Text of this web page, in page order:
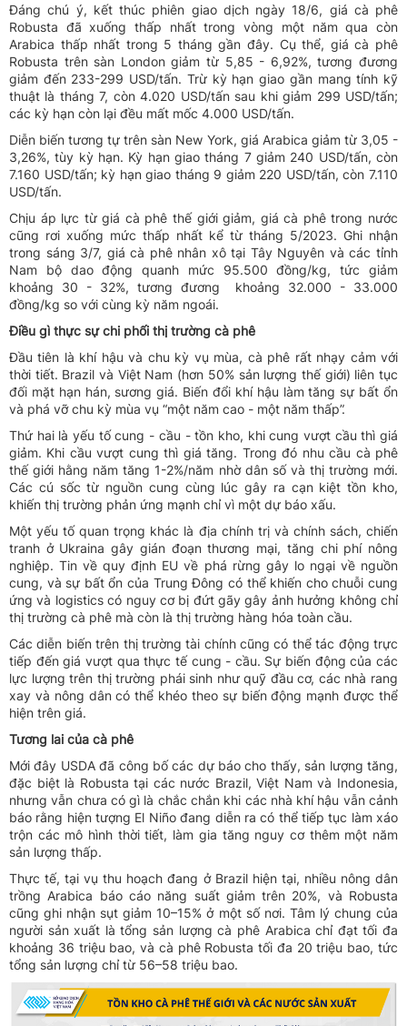
Đáng chú ý, kết thúc phiên giao dịch ngày 18/6, giá cà phê
Robusta đã xuống thấp nhất trong vòng một năm qua còn
Arabica thấp nhất trong 5 tháng gần đây. Cụ thể, giá cà phê
Robusta trên sàn London giảm từ 5,85 - 6,92%, tương đương
giảm đến 233-299 USD/tấn. Trừ kỳ hạn giao gần mang tính kỹ
thuật là tháng 7, còn 4.020 USD/tấn sau khi giảm 299 USD/tấn;
các kỳ hạn còn lại đều mất mốc 4.000 USD/tấn.
Diễn biến tương tự trên sàn New York, giá Arabica giảm từ 3,05 -
3,26%, tùy kỳ hạn. Kỳ hạn giao tháng 7 giảm 240 USD/tấn, còn
7.160 USD/tấn; kỳ hạn giao tháng 9 giảm 220 USD/tấn, còn 7.110
USD/tấn.
Chịu áp lực từ giá cà phê thế giới giảm, giá cà phê trong nước
cũng rơi xuống mức thấp nhất kể từ tháng 5/2023. Ghi nhận
trong sáng 3/7, giá cà phê nhân xô tại Tây Nguyên và các tỉnh
Nam bộ dao động quanh mức 95.500 đồng/kg, tức giảm
khoảng 30 - 32%, tương đương khoảng 32.000 - 33.000
đồng/kg so với cùng kỳ năm ngoái.
Điều gì thực sự chi phối thị trường cà phê
Đầu tiên là khí hậu và chu kỳ vụ mùa, cà phê rất nhạy cảm với
thời tiết. Brazil và Việt Nam (hơn 50% sản lượng thế giới) liên tục
đối mặt hạn hán, sương giá. Biến đổi khí hậu làm tăng sự bất ổn
và phá vỡ chu kỳ mùa vụ “một năm cao - một năm thấp”.
Thứ hai là yếu tố cung - cầu - tồn kho, khi cung vượt cầu thì giá
giảm. Khi cầu vượt cung thì giá tăng. Trong đó nhu cầu cà phê
thế giới hằng năm tăng 1-2%/năm nhờ dân số và thị trường mới.
Các cú sốc từ nguồn cung cùng lúc gây ra cạn kiệt tồn kho,
khiến thị trường phản ứng mạnh chỉ vì một dự báo xấu.
Một yếu tố quan trọng khác là địa chính trị và chính sách, chiến
tranh ở Ukraina gây gián đoạn thương mại, tăng chi phí nông
nghiệp. Tin về quy định EU về phá rừng gây lo ngại về nguồn
cung, và sự bất ổn của Trung Đông có thể khiến cho chuỗi cung
ứng và logistics có nguy cơ bị đứt gãy gây ảnh hưởng không chỉ
thị trường cà phê mà còn là thị trường hàng hóa toàn cầu.
Các diễn biến trên thị trường tài chính cũng có thể tác động trực
tiếp đến giá vượt qua thực tế cung - cầu. Sự biến động của các
lực lượng trên thị trường phái sinh như quỹ đầu cơ, các nhà rang
xay và nông dân có thể khéo theo sự biến động mạnh được thể
hiện trên giá.
Tương lai của cà phê
Mới đây USDA đã công bố các dự báo cho thấy, sản lượng tăng,
đặc biệt là Robusta tại các nước Brazil, Việt Nam và Indonesia,
nhưng vẫn chưa có gì là chắc chắn khi các nhà khí hậu vẫn cảnh
báo rằng hiện tượng El Niño đang diễn ra có thể tiếp tục làm xáo
trộn các mô hình thời tiết, làm gia tăng nguy cơ thêm một năm
sản lượng thấp.
Thực tế, tại vụ thu hoạch đang ở Brazil hiện tại, nhiều nông dân
trồng Arabica báo cáo năng suất giảm trên 20%, và Robusta
cũng ghi nhận sụt giảm 10–15% ở một số nơi. Tâm lý chung của
người sản xuất là tổng sản lượng cà phê Arabica chỉ đạt tối đa
khoảng 36 triệu bao, và cà phê Robusta tối đa 20 triệu bao, tức
tổng sản lượng chỉ từ 56–58 triệu bao.